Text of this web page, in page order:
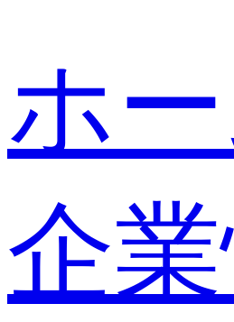
ホ
企